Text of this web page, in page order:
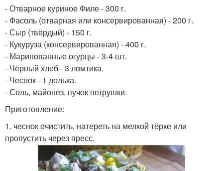
- Отварное куриное Филе - 300 г.
- Фасоль (отварная или консервированная) - 200 г.
- Сыр (твёрдый) - 150 г.
- Кукуруза (консервированная) - 400 г.
- Маринованные огурцы - 3-4 шт.
- Чёрный хлеб - 3 ломтика.
- Чеснок - 1 долька.
- Соль, майонез, пучок петрушки.
Приготовление:
1. чеснок очистить, натереть на мелкой тёрке или
пропустить через пресс.